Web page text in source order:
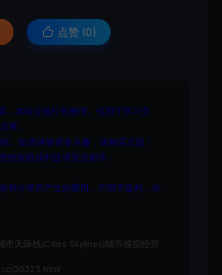
点赞 (0)
，本站仅做打包整理。仅用于学习交
果。
。如需体验更多乐趣，请购买正版！
的版权或利益请发送邮件：
和分享所产生的费用，不用于盈利，亦
市天际线(Cities Skylines)城市模拟经营
30323.html